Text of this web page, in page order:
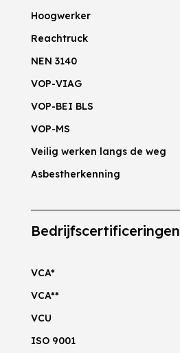
Hoogwerker
Reachtruck
NEN 3140
VOP-VIAG
VOP-BEI BLS
VOP-MS
Veilig werken langs de weg
Asbestherkenning
Bedrijfscertificeringen
VCA*
VCA**
VCU
ISO 9001